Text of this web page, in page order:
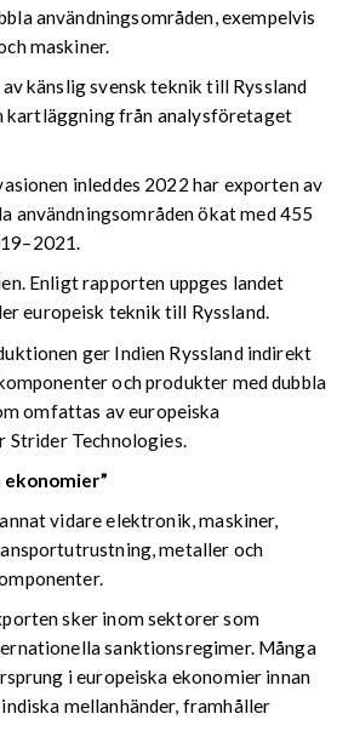
användningsområden, exempelvis
maskiner.
känslig svensk teknik till Ryssland
kartläggning från analysföretaget
inleddes 2022 har exporten av
användningsområden ökat med 455
Enligt rapporten uppges landet
europeisk teknik till Ryssland.
ger Indien Ryssland indirekt
och produkter med dubbla
omfattas av europeiska
Technologies.
ekonomier”
vidare elektronik, maskiner,
metaller och
sker inom sektorer som
sanktionsregimer. Många
i europeiska ekonomier innan
mellanhänder, framhåller